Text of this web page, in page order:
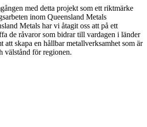
med detta projekt som ett riktmärke
inom Queensland Metals
Metals har vi åtagit oss att på ett
de råvaror som bidrar till vardagen i länder
att skapa en hållbar metallverksamhet som är
välstånd för regionen.